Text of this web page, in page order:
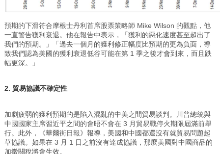
預期的下滑符合摩根士丹利首席股票策略師 Mike Wilson 的觀點，他
一直警告獲利衰退。他在報告中表示，「獲利的惡化速度甚至超出了
我們的預期。」「過去一個月的獲利修正幅度比預期的更為負面，導
致我們認為美國的獲利衰退低谷可能在第 1 季之後才會到來，而且跌
幅更深。」
2. 貿易協議不確定性
加劇疲弱的獲利預期的是陷入混亂的中美之間貿易談判。川普總統與
中國國家主席習近平之間的會晤不會在 3 月貿易戰停火期限屆滿前舉
行。此外，《華爾街日報》報導，美國和中國都還沒有就貿易問題起
草協議。如果在 3 月 1 日之前沒有達成協議，那麼美國對中國商品的
加徵關稅將會生效。